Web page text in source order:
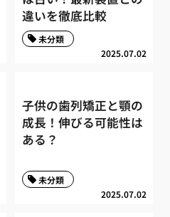
違いを徹底比較
2025.07.02
未分類
子供の歯列矯正と顎の
成長！伸びる可能性は
ある？
2025.07.02
未分類